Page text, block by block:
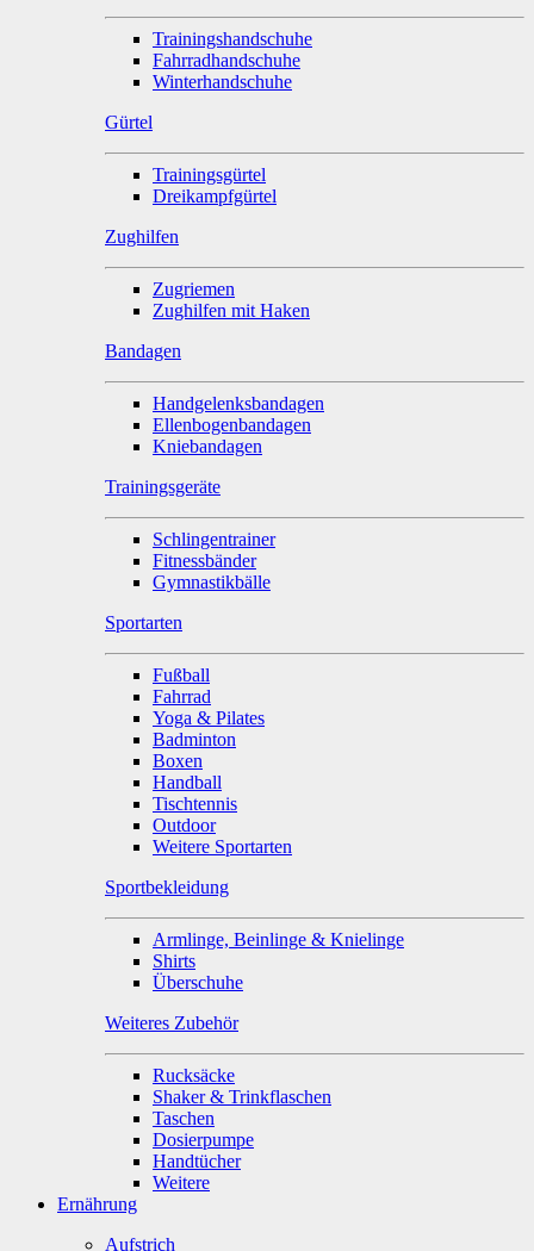
Trainingshandschuhe
Fahrradhandschuhe
Winterhandschuhe
Gürtel
Trainingsgürtel
Dreikampfgürtel
Zughilfen
Zugriemen
Zughilfen mit Haken
Bandagen
Handgelenksbandagen
Ellenbogenbandagen
Kniebandagen
Trainingsgeräte
Schlingentrainer
Fitnessbänder
Gymnastikbälle
Sportarten
Fußball
Fahrrad
Yoga & Pilates
Badminton
Boxen
Handball
Tischtennis
Outdoor
Weitere Sportarten
Sportbekleidung
Armlinge, Beinlinge & Knielinge
Shirts
Überschuhe
Weiteres Zubehör
Rucksäcke
Shaker & Trinkflaschen
Taschen
Dosierpumpe
Handtücher
Weitere
Ernährung
Aufstrich